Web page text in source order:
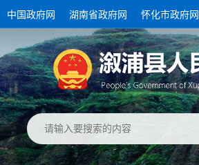
中国政府网 湖南省政府网 怀化市政府网